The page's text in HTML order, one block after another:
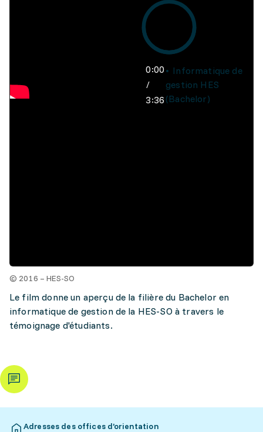
0:00
/
3:36
Informatique de
gestion HES
(Bachelor)
© 2016 – HES-SO
Le film donne un aperçu de la filière du Bachelor en
informatique de gestion de la HES-SO à travers le
témoignage d'étudiants.
Adresses des offices d’orientation